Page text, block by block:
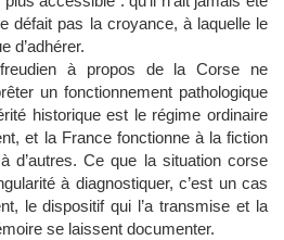
défait pas la croyance, à laquelle le
d’adhérer.
à propos de la Corse ne
un fonctionnement pathologique
historique est le régime ordinaire
et la France fonctionne à la fiction
d’autres. Ce que la situation corse
à diagnostiquer, c’est un cas
le dispositif qui l’a transmise et la
se laissent documenter.